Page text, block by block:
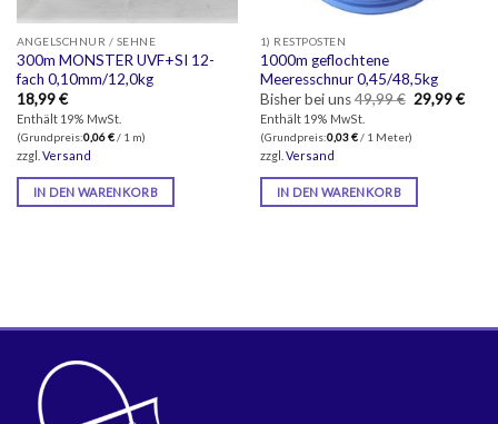
ANGELSCHNUR / SEHNE
300m MONSTER UVF+SI 12-
fach 0,10mm/12,0kg
18,99€
Enthält 19% MwSt.
(Grundpreis:0,06€/ 1 m)
zzgl. Versand
IN DEN WARENKORB
1) RESTPOSTEN
1000m geflochtene
Meeresschnur 0,45/48,5kg
Bisher bei uns 49,99€
Preis
29,99€
Enthält 19% MwSt.
(Grundpreis:0,03€/ 1 Meter)
zzgl. Versand
IN DEN WARENKORB